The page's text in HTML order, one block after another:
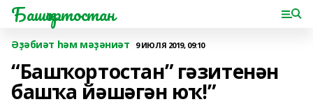
Башҡортостан
Әҙәбиәт һәм мәҙәниәт 9 ИЮЛЯ 2019, 09:10
“Башҡортостан” гәзитенән
башҡа йәшәгән юҡ!”